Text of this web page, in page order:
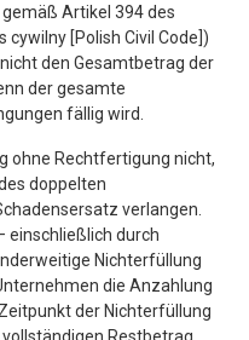
Artikel 394 des
[Polish Civil Code])
den Gesamtbetrag der
der gesamte
fällig wird.
ohne Rechtfertigung nicht,
doppelten
verlangen.
einschließlich durch
Nichterfüllung
die Anzahlung
der Nichterfüllung